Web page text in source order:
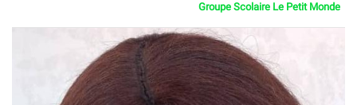
Groupe Scolaire Le Petit Monde